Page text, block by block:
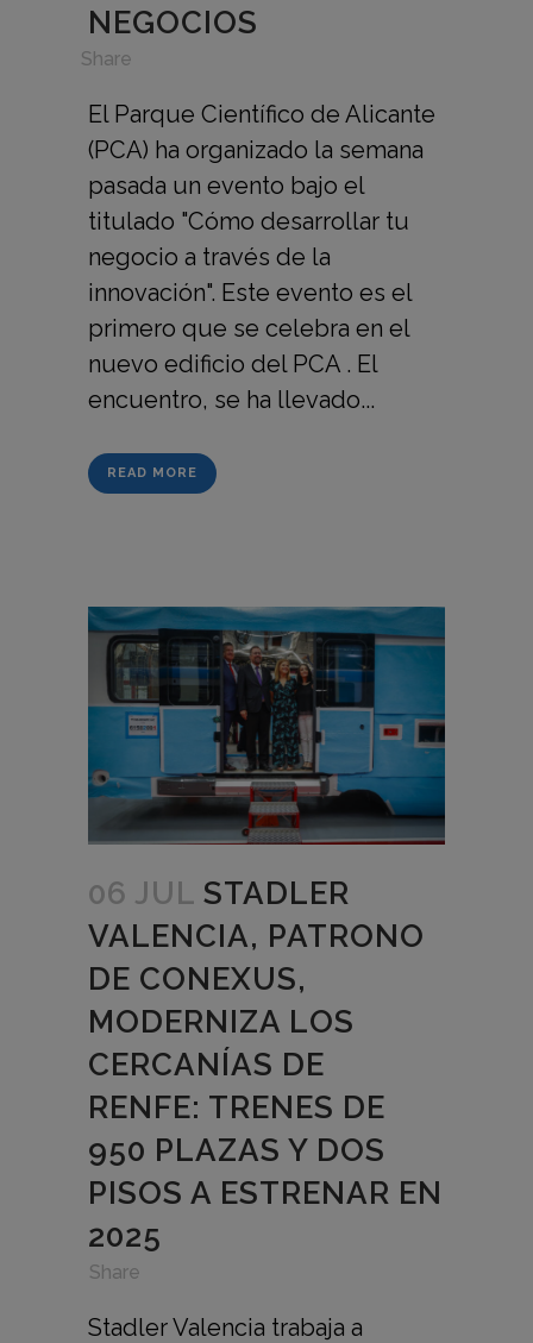
NEGOCIOS
Share
El Parque Científico de Alicante
(PCA) ha organizado la semana
pasada un evento bajo el
titulado "Cómo desarrollar tu
negocio a través de la
innovación". Este evento es el
primero que se celebra en el
nuevo edificio del PCA . El
encuentro, se ha llevado...
READ MORE
06 JUL STADLER
VALENCIA, PATRONO
DE CONEXUS,
MODERNIZA LOS
CERCANÍAS DE
RENFE: TRENES DE
950 PLAZAS Y DOS
PISOS A ESTRENAR EN
2025
Share
Stadler Valencia trabaja a